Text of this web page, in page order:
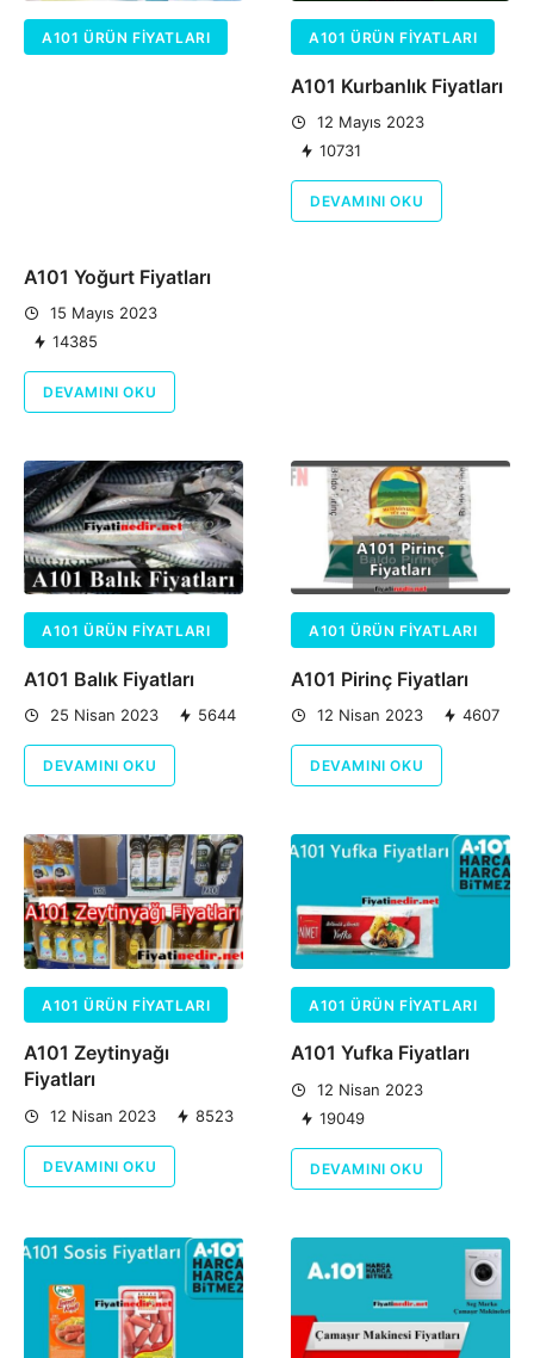
A101 ÜRÜN FIYATLARI
A101 Yoğurt Fiyatları
15 Mayıs 2023
14385
DEVAMINI OKU
A101 ÜRÜN FIYATLARI
A101 Kurbanlık Fiyatları
12 Mayıs 2023
10731
DEVAMINI OKU
A101 ÜRÜN FIYATLARI
A101 Balık Fiyatları
25 Nisan 2023 5644
DEVAMINI OKU
A101 ÜRÜN FIYATLARI
A101 Pirinç Fiyatları
12 Nisan 2023 4607
DEVAMINI OKU
A101 ÜRÜN FIYATLARI
A101 Zeytinyağı
Fiyatları
12 Nisan 2023 8523
DEVAMINI OKU
A101 ÜRÜN FIYATLARI
A101 Yufka Fiyatları
12 Nisan 2023
19049
DEVAMINI OKU